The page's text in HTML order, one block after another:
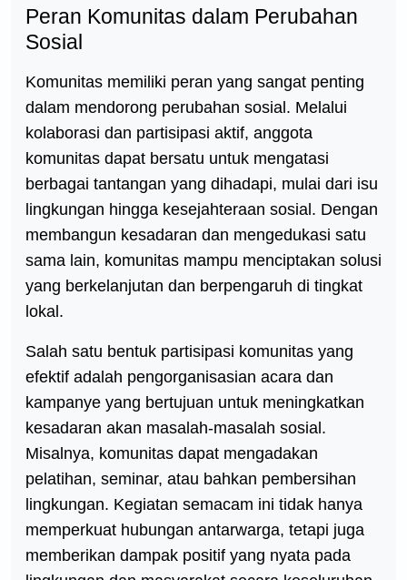
Peran Komunitas dalam Perubahan
Sosial
Komunitas memiliki peran yang sangat penting
dalam mendorong perubahan sosial. Melalui
kolaborasi dan partisipasi aktif, anggota
komunitas dapat bersatu untuk mengatasi
berbagai tantangan yang dihadapi, mulai dari isu
lingkungan hingga kesejahteraan sosial. Dengan
membangun kesadaran dan mengedukasi satu
sama lain, komunitas mampu menciptakan solusi
yang berkelanjutan dan berpengaruh di tingkat
lokal.
Salah satu bentuk partisipasi komunitas yang
efektif adalah pengorganisasian acara dan
kampanye yang bertujuan untuk meningkatkan
kesadaran akan masalah-masalah sosial.
Misalnya, komunitas dapat mengadakan
pelatihan, seminar, atau bahkan pembersihan
lingkungan. Kegiatan semacam ini tidak hanya
memperkuat hubungan antarwarga, tetapi juga
memberikan dampak positif yang nyata pada